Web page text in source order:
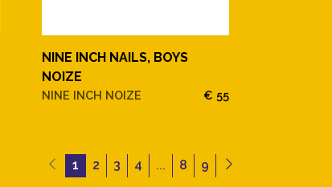
NINE INCH NAILS, BOYS
NOIZE
NINE INCH NOIZE € 55
1 2 3 4 ... 8 9